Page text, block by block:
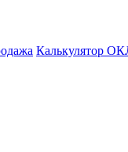
Калькулятор